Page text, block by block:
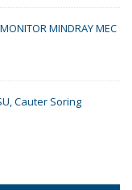
MINDRAY MEC
Cauter Soring